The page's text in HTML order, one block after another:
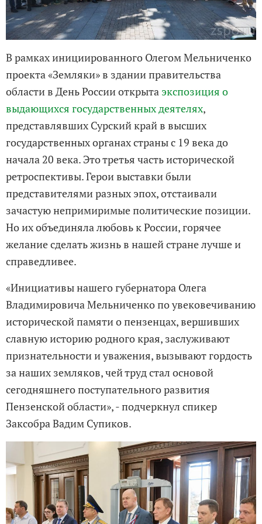
В рамках инициированного Олегом Мельниченко
проекта «Земляки» в здании правительства
области в День России открыта экспозиция о
выдающихся государственных деятелях,
представлявших Сурский край в высших
государственных органах страны с 19 века до
начала 20 века. Это третья часть исторической
ретроспективы. Герои выставки были
представителями разных эпох, отстаивали
зачастую непримиримые политические позиции.
Но их объединяла любовь к России, горячее
желание сделать жизнь в нашей стране лучше и
справедливее.
«Инициативы нашего губернатора Олега
Владимировича Мельниченко по увековечиванию
исторической памяти о пензенцах, вершивших
славную историю родного края, заслуживают
признательности и уважения, вызывают гордость
за наших земляков, чей труд стал основой
сегодняшнего поступательного развития
Пензенской области», - подчеркнул спикер
Заксобра Вадим Супиков.